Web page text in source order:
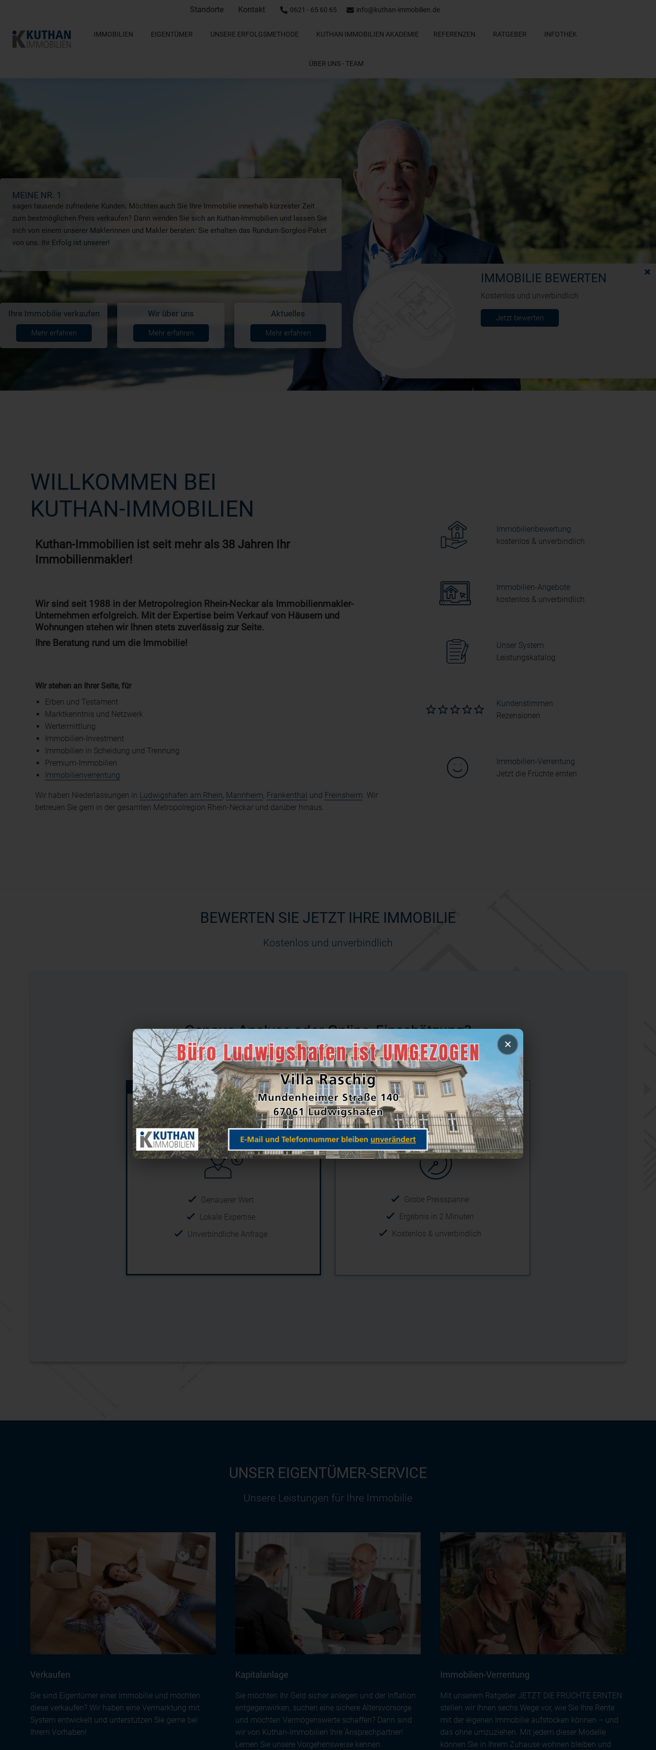
Standorte Kontakt 0621 - 65 60 65 info@kuthan-immobilien.de
IMMOBILIEN EIGENTÜMER UNSERE ERFOLGSMETHODE KUTHAN IMMOBILIEN AKADEMIE REFERENZEN RATGEBER INFOTHEK
ÜBER UNS - TEAM
Ihre Immobilie verkaufen
Mehr erfahren
Wir über uns
Mehr erfahren
Aktuelles
Mehr erfahren
MEINE NR. 1
sagen tausende zufriedene Kunden. Möchten auch Sie Ihre Immobilie innerhalb kürzester Zeit
zum bestmöglichen Preis verkaufen? Dann wenden Sie sich an Kuthan-Immobilien und lassen Sie
sich von einem unserer Maklerinnen und Makler beraten: Sie erhalten das Rundum-Sorglos-Paket
von uns. Ihr Erfolg ist unserer!
WILLKOMMEN BEI
KUTHAN-IMMOBILIEN
Kuthan-Immobilien ist seit mehr als 38 Jahren Ihr
Immobilienmakler!
Wir sind seit 1988 in der Metropolregion Rhein-Neckar als Immobilienmakler-
Unternehmen erfolgreich. Mit der Expertise beim Verkauf von Häusern und
Wohnungen stehen wir Ihnen stets zuverlässig zur Seite.
Ihre Beratung rund um die Immobilie!
Wir stehen an Ihrer Seite, für
Erben und Testament
Marktkenntnis und Netzwerk
Wertermittlung
Immobilien-Investment
Immobilien in Scheidung und Trennung
Premium-Immobilien
Immobilienverrentung
Wir haben Niederlassungen in Ludwigshafen am Rhein, Mannheim, Frankenthal und Freinsheim. Wir
betreuen Sie gern in der gesamten Metropolregion Rhein-Neckar und darüber hinaus.
Immobilienbewertung
kostenlos & unverbindlich
Immobilien-Angebote
kostenlos & unverbindlich
Unser System
Leistungskatalog
Kundenstimmen
Rezensionen
Immobilien-Verrentung
Jetzt die Früchte ernten
BEWERTEN SIE JETZT IHRE IMMOBILIE
Kostenlos und unverbindlich
Genaue Analyse oder Online-Einschätzung?
Empfohlen
Persönliche Bewertung
Genauerer Wert
Lokale Expertise
Unverbindliche Anfrage
Schnell
Online Bewertung
Grobe Preisspanne
Ergebnis in 2 Minuten
Kostenlos & unverbindlich
UNSER EIGENTÜMER-SERVICE
Unsere Leistungen für Ihre Immobilie
Verkaufen
Sie sind Eigentümer einer Immobilie und möchten
diese verkaufen? Wir haben eine Vermarktung mit
System entwickelt und unterstützen Sie gerne bei
Ihrem Vorhaben!
Kapitalanlage
Sie möchten Ihr Geld sicher anlegen und der Inflation
entgegenwirken, suchen eine sichere Altersvorsorge
und möchten Vermögenswerte schaffen? Dann sind
wir von Kuthan-Immobilien Ihre Ansprechpartner!
Lernen Sie unsere Vorgehensweise kennen.
Immobilien-Verrentung
Mit unserem Ratgeber JETZT DIE FRÜCHTE ERNTEN
stellen wir Ihnen sechs Wege vor, wie Sie Ihre Rente
mit der eigenen Immobilie aufstocken können – und
das ohne umzuziehen. Mit jedem dieser Modelle
können Sie in Ihrem Zuhause wohnen bleiben und
IMMOBILIE BEWERTEN
Kostenlos und unverbindlich
Jetzt bewerten
×